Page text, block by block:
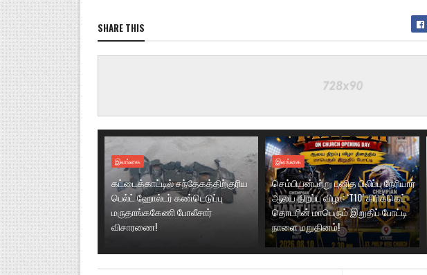
SHARE THIS
இலங்கை
கட்டைக்காட்டில் சந்தேகத்திற்குரிய
பெல்ட் ஹோல்டர் கண்டெடுப்பு
மருதாங்ககேணி போலீசார்
விசாரணை!
இலங்கை
செம்பியன்பற்று புனித பிலிப்பு நேரியார்
ஆலய திறப்பு விழா: ‘T10’ கிரிக்கெட்
தொடரின் மாபெரும் இறுதிப் போட்டி
நாளை மறுதினம்!